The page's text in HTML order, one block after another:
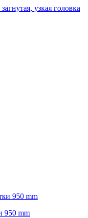
узкая головка
950 mm